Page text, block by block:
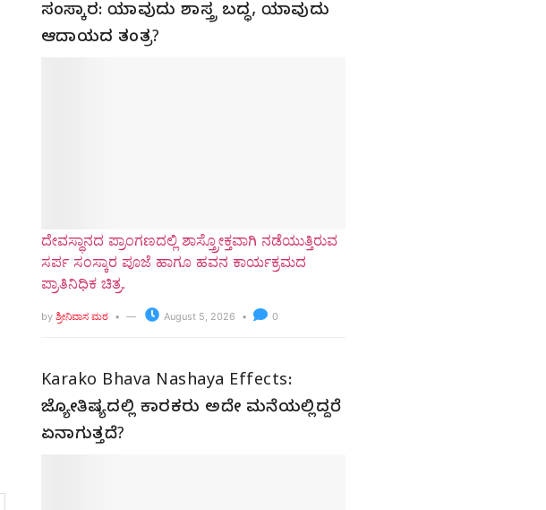
ಸಂಸ್ಕಾರ: ಯಾವುದು ಶಾಸ್ತ್ರ ಬದ್ಧ, ಯಾವುದು
ಆದಾಯದ ತಂತ್ರ?
ದೇವಸ್ಥಾನದ ಪ್ರಾಂಗಣದಲ್ಲಿ ಶಾಸ್ತ್ರೋಕ್ತವಾಗಿ ನಡೆಯುತ್ತಿರುವ
ಸರ್ಪ ಸಂಸ್ಕಾರ ಪೂಜೆ ಹಾಗೂ ಹವನ ಕಾರ್ಯಕ್ರಮದ
ಪ್ರಾತಿನಿಧಿಕ ಚಿತ್ರ.
by ಶ್ರೀನಿವಾಸ ಮಠ August 5, 2026 0
Karako Bhava Nashaya Effects:
ಜ್ಯೋತಿಷ್ಯದಲ್ಲಿ ಕಾರಕರು ಅದೇ ಮನೆಯಲ್ಲಿದ್ದರೆ
ಏನಾಗುತ್ತದೆ?